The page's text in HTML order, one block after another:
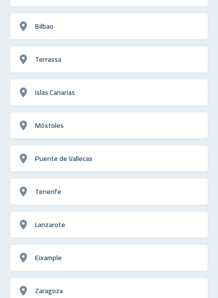
Bilbao
Terrassa
Islas Canarias
Móstoles
Puente de Vallecas
Tenerife
Lanzarote
Eixample
Zaragoza